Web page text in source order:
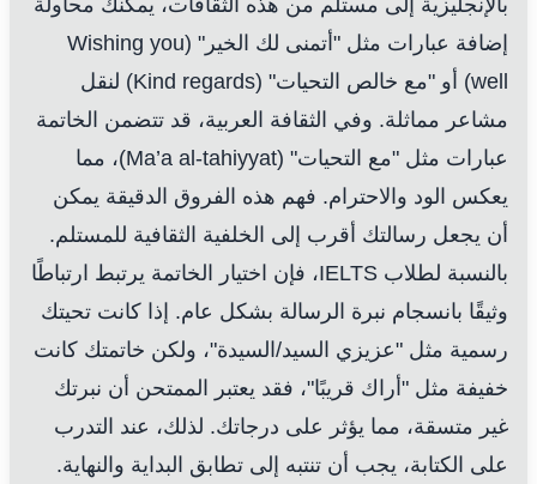
بالإنجليزية إلى مستلم من هذه الثقافات، يمكنك محاولة
إضافة عبارات مثل "أتمنى لك الخير" (Wishing you
well) أو "مع خالص التحيات" (Kind regards) لنقل
مشاعر مماثلة. وفي الثقافة العربية، قد تتضمن الخاتمة
عبارات مثل "مع التحيات" (Ma’a al-tahiyyat)، مما
يعكس الود والاحترام. فهم هذه الفروق الدقيقة يمكن
أن يجعل رسالتك أقرب إلى الخلفية الثقافية للمستلم.
بالنسبة لطلاب IELTS، فإن اختيار الخاتمة يرتبط ارتباطًا
وثيقًا بانسجام نبرة الرسالة بشكل عام. إذا كانت تحيتك
رسمية مثل "عزيزي السيد/السيدة"، ولكن خاتمتك كانت
خفيفة مثل "أراك قريبًا"، فقد يعتبر الممتحن أن نبرتك
غير متسقة، مما يؤثر على درجاتك. لذلك، عند التدرب
على الكتابة، يجب أن تنتبه إلى تطابق البداية والنهاية.